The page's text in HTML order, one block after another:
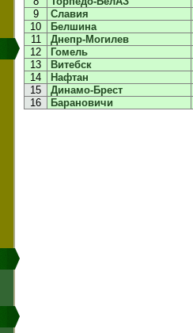
9
Славия
10
Белшина
11
Днепр-Могилев
12
Гомель
13
Витебск
14
Нафтан
15
Динамо-Брест
16
Барановичи